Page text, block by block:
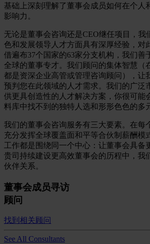
基础上深刻理解了董事会成员如何在个人
影响力。
无论是董事会咨询还是CEO继任项目，我
色和发展领导人才方面具有深厚经验，对
借遍布37个国家的63家分支机构，我们善
全球的董事专才。我们顾问的集体智慧（
都是资深企业高管或管理咨询顾问），让
预判您在此领域的人才需求。我们的广泛
供更具创造性的人才解决方案，你很可能
料库中找不到的独特人选和形形色色的多
我们的董事会咨询服务有三大要素。在每
充分发挥全球覆盖面和平等合伙制薪酬模
工作都是围绕同一个中心：让董事会具备
贵司持续建设更高效董事会的历程中，我
伙伴关系。
董事会成员寻访
顾问
找到相关顾问
See All Consultants